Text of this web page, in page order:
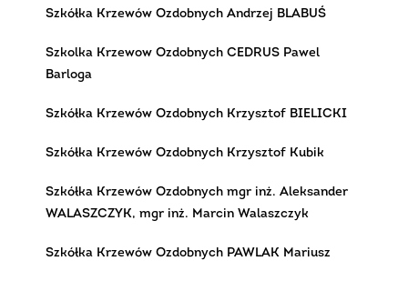
Szkółka Krzewów Ozdobnych Andrzej BLABUŚ
Szkolka Krzewow Ozdobnych CEDRUS Pawel
Barloga
Szkółka Krzewów Ozdobnych Krzysztof BIELICKI
Szkółka Krzewów Ozdobnych Krzysztof Kubik
Szkółka Krzewów Ozdobnych mgr inż. Aleksander
WALASZCZYK, mgr inż. Marcin Walaszczyk
Szkółka Krzewów Ozdobnych PAWLAK Mariusz